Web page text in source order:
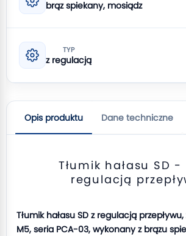
brąz spiekany, mosiądz
TYP
z regulacją
Opis produktu Dane techniczne
Tłumik hałasu SD -
regulacją
Tłumik hałasu SD z regulacją
M5, seria PCA-03, wykonany z brązu